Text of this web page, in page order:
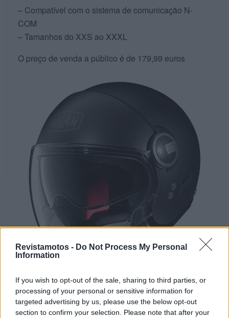
Revistamotos - Do Not Process My Personal
Information
If you wish to opt-out of the sale, sharing to third parties, or
processing of your personal or sensitive information for
targeted advertising by us, please use the below opt-out
section to confirm your selection. Please note that after your
– Compatível com o sistema de comunicação N-
COM
– Tamanhos do XXS ao XXXL
O preço de venda a público é de 179,99 euros
Nolan